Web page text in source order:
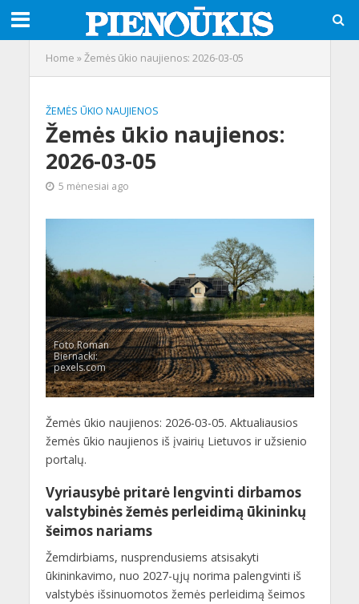
Home »Žemės ūkio naujienos: 2026-03-05
ŽEMĖS ŪKIO NAUJIENOS
Žemės ūkio naujienos:
2026-03-05
5 mėnesiai ago
Foto Roman
Biernacki:
pexels.com
Žemės ūkio naujienos: 2026-03-05. Aktualiausios
žemės ūkio naujienos iš įvairių Lietuvos ir užsienio
portalų.
Vyriausybė pritarė lengvinti dirbamos
valstybinės žemės perleidimą ūkininkų
šeimos nariams
Žemdirbiams, nusprendusiems atsisakyti
ūkininkavimo, nuo 2027-ųjų norima palengvinti iš
valstybės išsinuomotos žemės perleidimą šeimos